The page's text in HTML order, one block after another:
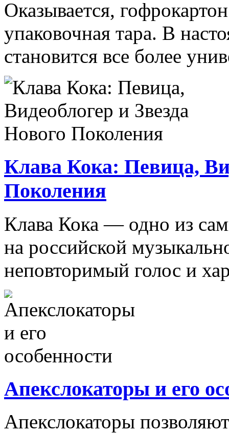
Оказывается,
упаковочная тара. В
становится все более
Клава Кока: Певица,
Поколения
Клава Кока — одно из
на российской
неповторимый голос и
Апекслокаторы и его
Апекслокаторы